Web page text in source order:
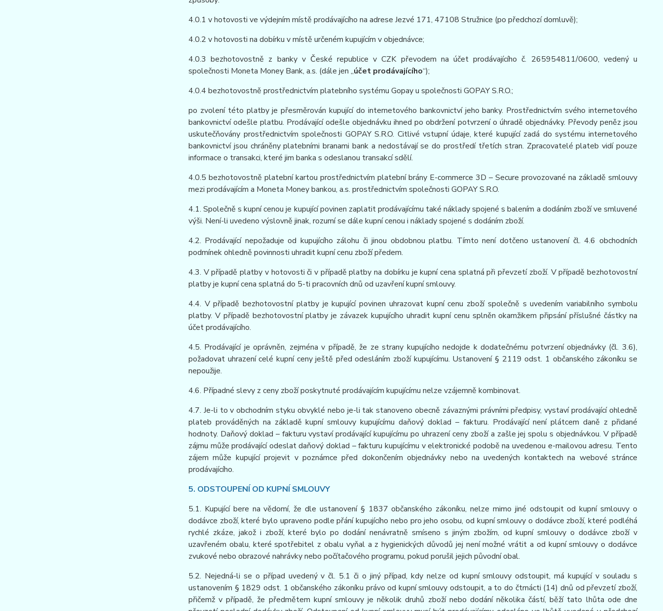
4.0.1 v hotovosti ve výdejním místě prodávajícího na adrese Jezvé 171, 47108 Stružnice (po předchozí domluvě);
4.0.2 v hotovosti na dobírku v místě určeném kupujícím v objednávce;
4.0.3 bezhotovostně z banky v České republice v CZK převodem na účet prodávajícího č. 265954811/0600, vedený u
společnosti Moneta Money Bank, a.s. (dále jen „účet prodávajícího“);
4.0.4 bezhotovostně prostřednictvím platebního systému Gopay u společnosti GOPAY S.R.O.;
po zvolení této platby je přesměrován kupující do internetového bankovnictví jeho banky. Prostřednictvím svého internetového
bankovnictví odešle platbu. Prodávající odešle objednávku ihned po obdržení potvrzení o úhradě objednávky. Převody peněz jsou
uskutečňovány prostřednictvím společnosti GOPAY S.R.O. Citlivé vstupní údaje, které kupující zadá do systému internetového
bankovnictví jsou chráněny platebními branami bank a nedostávají se do prostředí třetích stran. Zpracovatelé plateb vidí pouze
informace o transakci, které jim banka s odeslanou transakcí sdělí.
4.0.5 bezhotovostně platební kartou prostřednictvím platební brány E-commerce 3D – Secure provozované na základě smlouvy
mezi prodávajícím a Moneta Money bankou, a.s. prostřednictvím společnosti GOPAY S.R.O.
4.1. Společně s kupní cenou je kupující povinen zaplatit prodávajícímu také náklady spojené s balením a dodáním zboží ve smluvené
výši. Není-li uvedeno výslovně jinak, rozumí se dále kupní cenou i náklady spojené s dodáním zboží.
4.2. Prodávající nepožaduje od kupujícího zálohu či jinou obdobnou platbu. Tímto není dotčeno ustanovení čl. 4.6 obchodních
podmínek ohledně povinnosti uhradit kupní cenu zboží předem.
4.3. V případě platby v hotovosti či v případě platby na dobírku je kupní cena splatná při převzetí zboží. V případě bezhotovostní
platby je kupní cena splatná do 5-ti pracovních dnů od uzavření kupní smlouvy.
4.4. V případě bezhotovostní platby je kupující povinen uhrazovat kupní cenu zboží společně s uvedením variabilního symbolu
platby. V případě bezhotovostní platby je závazek kupujícího uhradit kupní cenu splněn okamžikem připsání příslušné částky na
účet prodávajícího.
4.5. Prodávající je oprávněn, zejména v případě, že ze strany kupujícího nedojde k dodatečnému potvrzení objednávky (čl. 3.6),
požadovat uhrazení celé kupní ceny ještě před odesláním zboží kupujícímu. Ustanovení § 2119 odst. 1 občanského zákoníku se
nepoužije.
4.6. Případné slevy z ceny zboží poskytnuté prodávajícím kupujícímu nelze vzájemně kombinovat.
4.7. Je-li to v obchodním styku obvyklé nebo je-li tak stanoveno obecně závaznými právními předpisy, vystaví prodávající ohledně
plateb prováděných na základě kupní smlouvy kupujícímu daňový doklad – fakturu. Prodávající není plátcem daně z přidané
hodnoty. Daňový doklad – fakturu vystaví prodávající kupujícímu po uhrazení ceny zboží a zašle jej spolu s objednávkou. V případě
zájmu může prodávající odeslat daňový doklad – fakturu kupujícímu v elektronické podobě na uvedenou e-mailovou adresu. Tento
zájem může kupující projevit v poznámce před dokončením objednávky nebo na uvedených kontaktech na webové stránce
prodávajícího.
5. ODSTOUPENÍ OD KUPNÍ SMLOUVY
5.1. Kupující bere na vědomí, že dle ustanovení § 1837 občanského zákoníku, nelze mimo jiné odstoupit od kupní smlouvy o
dodávce zboží, které bylo upraveno podle přání kupujícího nebo pro jeho osobu, od kupní smlouvy o dodávce zboží, které podléhá
rychlé zkáze, jakož i zboží, které bylo po dodání nenávratně smíseno s jiným zbožím, od kupní smlouvy o dodávce zboží v
uzavřeném obalu, které spotřebitel z obalu vyňal a z hygienických důvodů jej není možné vrátit a od kupní smlouvy o dodávce
zvukové nebo obrazové nahrávky nebo počítačového programu, pokud porušil jejich původní obal.
5.2. Nejedná-li se o případ uvedený v čl. 5.1 či o jiný případ, kdy nelze od kupní smlouvy odstoupit, má kupující v souladu s
ustanovením § 1829 odst. 1 občanského zákoníku právo od kupní smlouvy odstoupit, a to do čtrnácti (14) dnů od převzetí zboží,
přičemž v případě, že předmětem kupní smlouvy je několik druhů zboží nebo dodání několika částí, běží tato lhůta ode dne